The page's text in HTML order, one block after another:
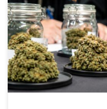
latach? Świat konopi zmienia
kilkanaście lat temu na
klasyczne odmiany
holenderskich. Dziś sytuacja
został zdominowany przez
linie genetyczne oraz